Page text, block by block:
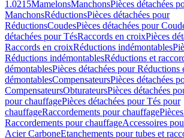
1.0215MamelonsManchonsPièces détachées
ManchonsRéductionsPièces détachées pour
RéductionsCoudesPièces détachées pour
détachées pour TésRaccords en croixPièces
Raccords en croixRéductions indémontables
Réductions indémontablesRéductions et
démontablesPièces détachées pour Réductions
démontablesCompensateursPièces détachées
CompensateursObturateursPièces détachées
pour chauffagePièces détachées pour Tés pour
chauffageRaccordements pour chauffage
Raccordements pour chauffageAccessoires
Acier CarboneEtanchements pour tubes et